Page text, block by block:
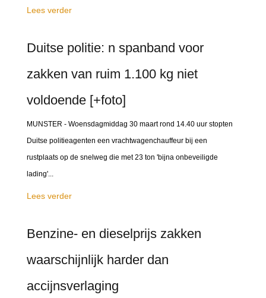
Lees verder
Duitse politie: n spanband voor
zakken van ruim 1.100 kg niet
voldoende [+foto]
MUNSTER - Woensdagmiddag 30 maart rond 14.40 uur stopten
Duitse politieagenten een vrachtwagenchauffeur bij een
rustplaats op de snelweg die met 23 ton 'bijna onbeveiligde
lading'...
Lees verder
Benzine- en dieselprijs zakken
waarschijnlijk harder dan
accijnsverlaging